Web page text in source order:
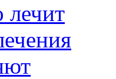
лечит